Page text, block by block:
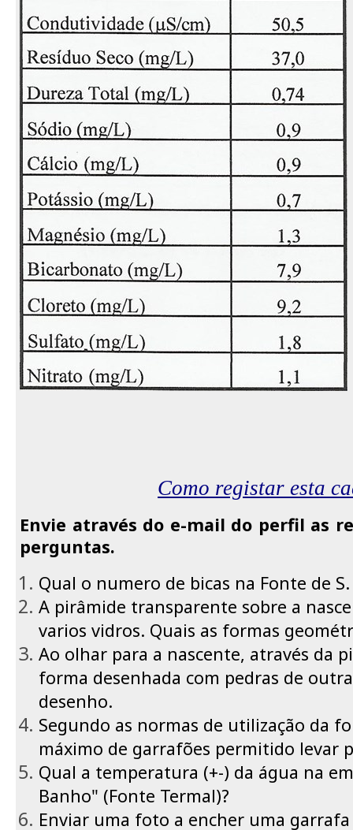
Como registar esta
Envie através do e-mail do perfil as
perguntas.
Qual o numero de bicas na Fonte de S.
A pirâmide transparente sobre a
varios vidros. Quais as formas
Ao olhar para a nascente, através da
forma desenhada com pedras de outra
desenho.
Segundo as normas de utilização da
máximo de garrafões permitido levar
Qual a temperatura (+-) da água na
Banho" (Fonte Termal)?
Enviar uma foto a encher uma